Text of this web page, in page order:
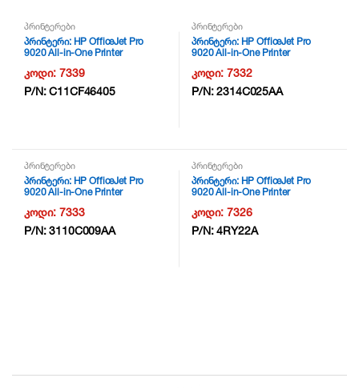
პრინტერები
პრინტერი: HP OfficeJet Pro
9020 All-in-One Printer
NG6
კოდი:7339
P/N:C11CF46405
პრინტერები
პრინტერი: HP OfficeJet Pro
9020 All-in-One Printer
NG6
კოდი:7332
P/N:2314C025AA
პრინტერები
პრინტერი: HP OfficeJet Pro
9020 All-in-One Printer
NG6
კოდი:7333
P/N:3110C009AA
პრინტერები
პრინტერი: HP OfficeJet Pro
9020 All-in-One Printer
NG6
კოდი:7326
P/N:4RY22A